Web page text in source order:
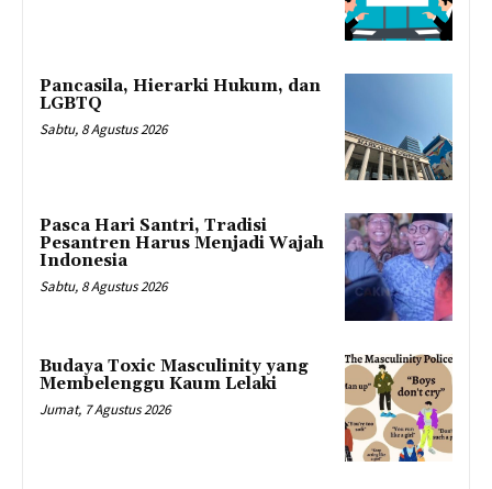
Pancasila, Hierarki Hukum, dan
LGBTQ
Sabtu, 8 Agustus 2026
Pasca Hari Santri, Tradisi
Pesantren Harus Menjadi Wajah
Indonesia
Sabtu, 8 Agustus 2026
Budaya Toxic Masculinity yang
Membelenggu Kaum Lelaki
Jumat, 7 Agustus 2026